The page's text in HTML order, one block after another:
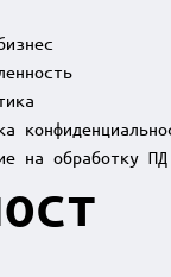
на обработку ПД